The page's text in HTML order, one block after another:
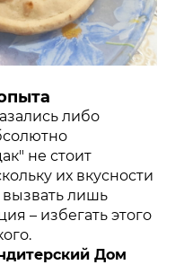
либо
не стоит
их вкусности
вызвать лишь
– избегать этого
Дом